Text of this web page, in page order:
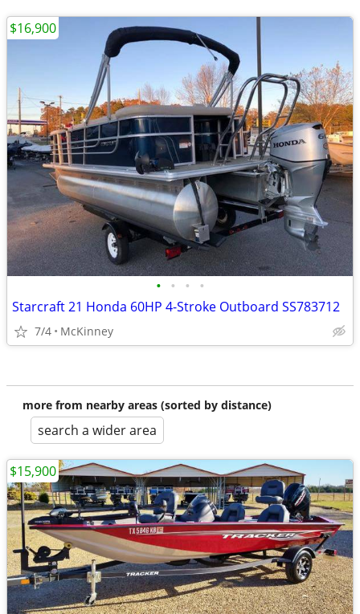
• • • •
Starcraft 21 Honda 60HP 4-Stroke Outboard SS783712
7/4 McKinney
$16,900
more from nearby areas (sorted by distance)
search a wider area
$15,900